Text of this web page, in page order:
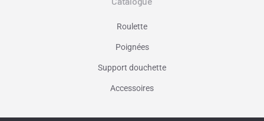
Roulette
Poignées
Support douchette
Accessoires